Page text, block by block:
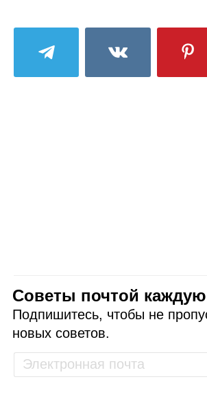
Советы почтой
Подпишитесь, чтобы не
новых советов.